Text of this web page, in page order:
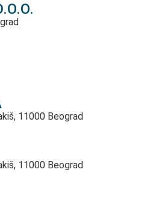
11000 Beograd
11000 Beograd